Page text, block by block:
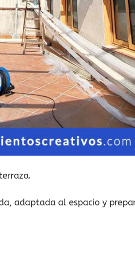
adaptada al espacio y